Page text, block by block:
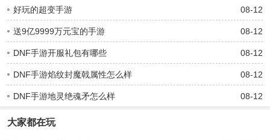
好玩的超变手游 08-12
送9亿9999万元宝的手游 08-12
DNF手游开服礼包有哪些 08-12
DNF手游焰纹封魔戟属性怎么样 08-12
DNF手游地灵绝魂矛怎么样 08-12
大家都在玩